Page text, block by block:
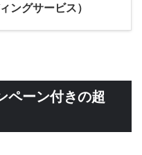
ングサービス）
ペーン付きの超